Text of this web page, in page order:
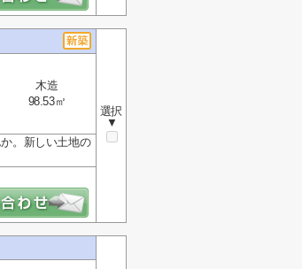
選択
▼
木造
98.53㎡
。新しい土地の